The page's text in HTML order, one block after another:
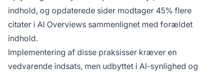
indhold, og opdaterede sider modtager 45% flere
citater i AI Overviews sammenlignet med forældet
indhold.
Implementering af disse praksisser kræver en
vedvarende indsats, men udbyttet i AI-synlighed og